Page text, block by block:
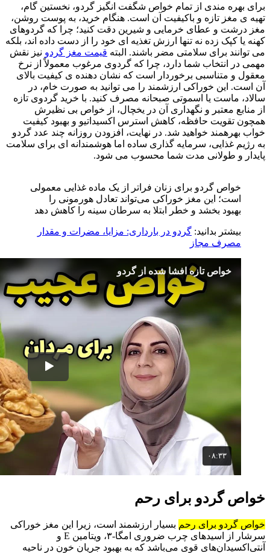
برای بهره مندی از تمام خواص شگفت انگیز گردو، نخستین گام،
تهیه ی مغز تازه و باکیفیت آن است. هنگام خرید، به پوست روشن،
مغز درشت و عطای خرمایی و شیرین دقت کنید؛ چرا که گردوهای
کهنه یا کپک زده نه تنها ارزش تغذیه ای خود را از دست داده اند، بلکه
می توانند برای سلامتی مضر باشند. البته قیمت مغز گردو نیز نقش
مهمی در انتخاب شما دارد، چرا که گردوی مرغوب معمولاً از نرخ
معقول و متناسبی برخوردار است که نشان دهنده ی کیفیت بالای
آن است. این خوراکی ارزشمند را می توانید به صورت خام، در
سالاد، ماست یا اسموتی صبحانه مصرف کنید. با خرید گردوی تازه
از منابع معتبر و نگهداری آن در یخچال، از خواص بی نظیرش
همچون تقویت حافظه، کاهش استرس اکسیداتیو و بهبود کیفیت
خواب بهرهمند خواهید شد. در نهایت، افزودن روزانه چند عدد گردو
به رژیم غذایی، سرمایه گذاری ساده اما هوشمندانه ای برای سلامت
پایدار و طولانی مدت شما محسوب می شود.
خواص گردو برای زنان فراتر از یک ماده غذایی معمولی
است؛ این مغز خوراکی می‌تواند تعادل هورمونی را
بهبود بخشد و خطر ابتلا به سرطان سینه را کاهش دهد
بیشتر بدانید: گردو در بارداری: مزایا، مضرات و مقدار
مصرف مجاز
خواص گردو برای رحم
خواص‌ گردو‌ برای‌ رحم بسیار ارزشمند است، زیرا این مغز خوراکی
سرشار از اسیدهای چرب ضروری امگا‑۳، ویتامین E و
آنتی‌اکسیدان‌های قوی می‌باشد که به بهبود جریان خون در ناحیه